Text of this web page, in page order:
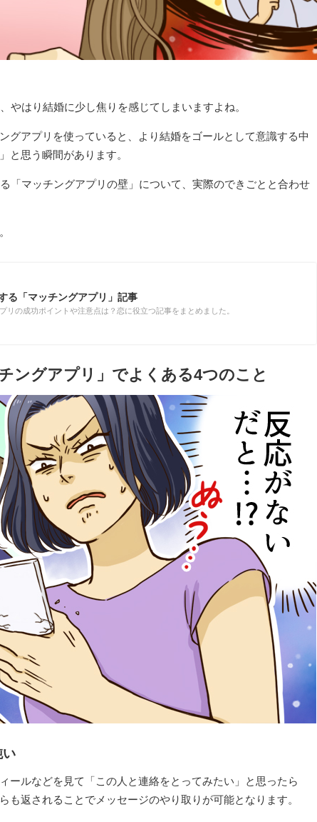
やはり結婚に少し焦りを感じてしまいますよね。
グアプリを使っていると、より結婚をゴールとして意識する中
思う瞬間があります。
「マッチングアプリの壁」について、実際のできごとと合わせ
る「マッチングアプリ」記事
リの成功ポイントや注意点は？恋に役立つ記事をまとめました。
ングアプリ」でよくある4つのこと
い
ールなどを見て「この人と連絡をとってみたい」と思ったら
も返されることでメッセージのやり取りが可能となります。